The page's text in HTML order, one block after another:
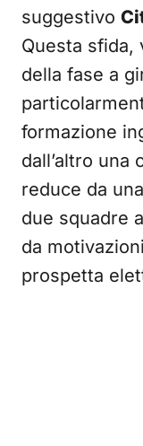
suggestivo
Questa sfida,
della fase a
formazione
dall’altro una
reduce da
due squadre
da
prospetta